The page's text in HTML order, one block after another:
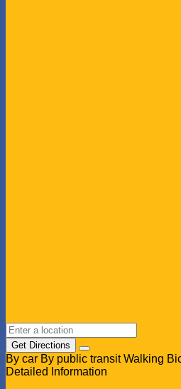
Get Directions
By car By public transit Walking
Detailed Information